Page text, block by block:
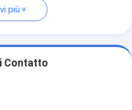
più
Contatto